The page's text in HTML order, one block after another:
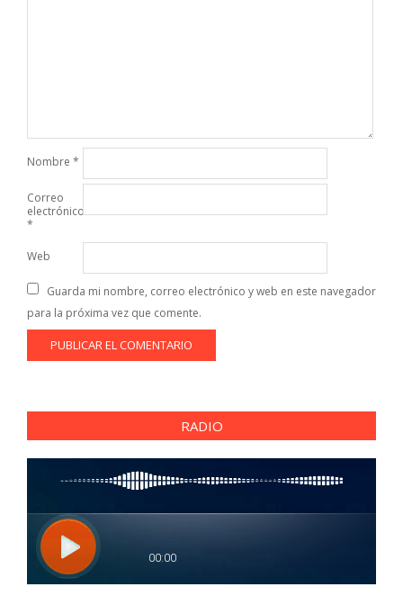
Nombre *
Correo
electrónico
*
Web
Guarda mi nombre, correo electrónico y web en este navegador
para la próxima vez que comente.
RADIO